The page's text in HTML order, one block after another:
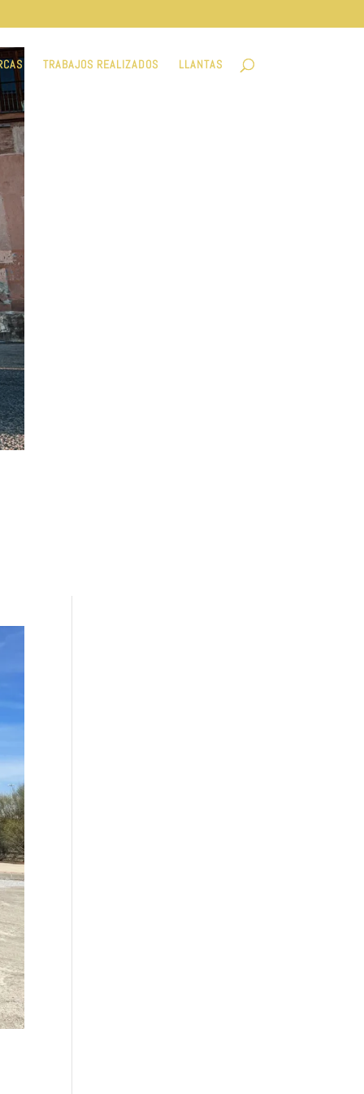
TRABAJOS REALIZADOS LLANTAS